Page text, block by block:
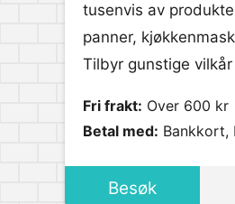
tusenvis av
panner,
Tilbyr gunstige
Fri frakt: Over 600 kr
Betal med: Bankkort,
Besøk